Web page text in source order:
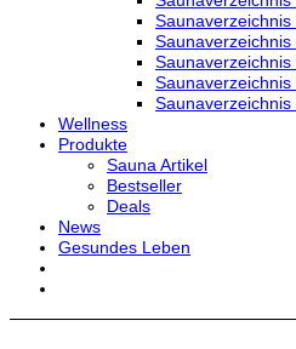
Wellness
Produkte
Sauna Artikel
Bestseller
Deals
News
Gesundes Leben